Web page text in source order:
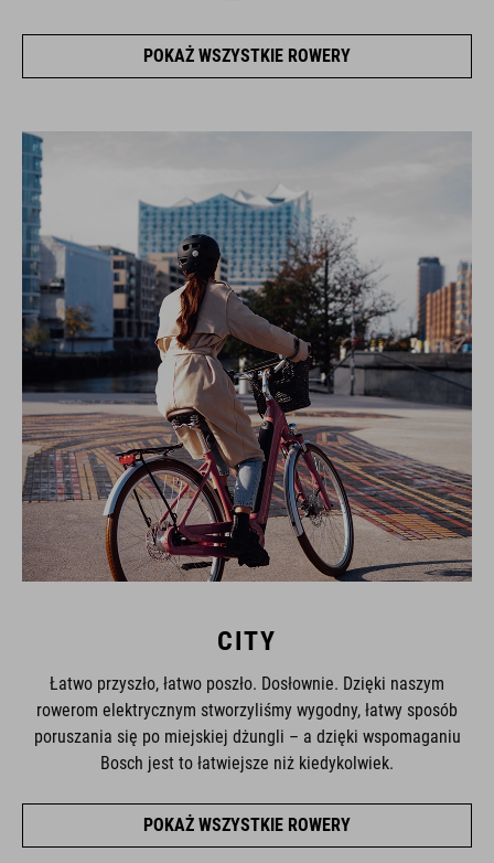
POKAŻ WSZYSTKIE ROWERY
CITY
Łatwo przyszło, łatwo poszło. Dosłownie. Dzięki naszym
rowerom elektrycznym stworzyliśmy wygodny, łatwy sposób
poruszania się po miejskiej dżungli – a dzięki wspomaganiu
Bosch jest to łatwiejsze niż kiedykolwiek.
POKAŻ WSZYSTKIE ROWERY